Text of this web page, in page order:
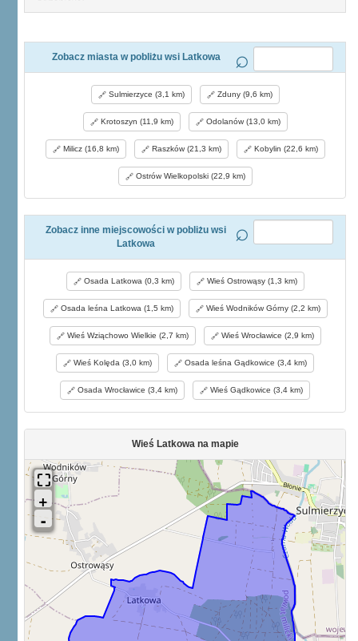
Zobacz miasta w pobliżu wsi Latkowa
Sulmierzyce (3,1 km) Zduny (9,6 km)
Krotoszyn (11,9 km) Odolanów (13,0 km)
Milicz (16,8 km) Raszków (21,3 km) Kobylin (22,6 km)
Ostrów Wielkopolski (22,9 km)
Zobacz inne miejscowości w pobliżu wsi
Latkowa
Osada Latkowa (0,3 km) Wieś Ostrowąsy (1,3 km)
Osada leśna Latkowa (1,5 km) Wieś Wodników Górny (2,2 km)
Wieś Wziąchowo Wielkie (2,7 km) Wieś Wrocławice (2,9 km)
Wieś Kolęda (3,0 km) Osada leśna Gądkowice (3,4 km)
Osada Wrocławice (3,4 km) Wieś Gądkowice (3,4 km)
Wieś Latkowa na mapie